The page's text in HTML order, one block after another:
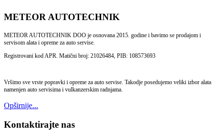
METEOR AUTOTECHNIK
METEOR AUTOTECHNIK DOO je osnovana 2015. godine i bavimo se prodajom i
servisom alata i opreme za auto servise.
Registrovani kod APR. Matični broj: 21026484, PIB: 108573693
Vršimo sve vrste popravki i opreme za auto servise. Takodje posedujemo veliki izbor alata
namenjen auto servisima i vulkanzerskim radnjama.
Opširnije...
Kontaktirajte nas